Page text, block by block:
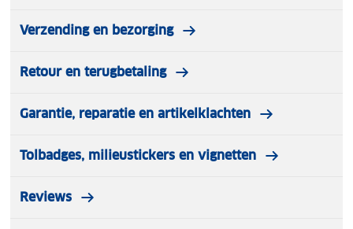
Verzending en bezorging
Retour en terugbetaling
Garantie, reparatie en artikelklachten
Tolbadges, milieustickers en vignetten
Reviews